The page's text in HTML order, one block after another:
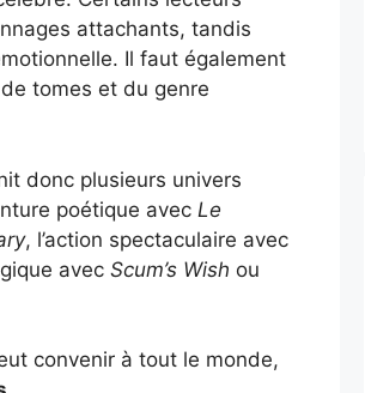
attachants, tandis
Il faut également
tomes et du genre
donc plusieurs univers
poétique avec Le
, l’action spectaculaire avec
avec Scum’s Wish ou
convenir à tout le monde,